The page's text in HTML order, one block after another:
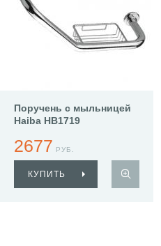
Поручень с мыльницей
Haiba HB1719
2677 РУБ.
КУПИТЬ